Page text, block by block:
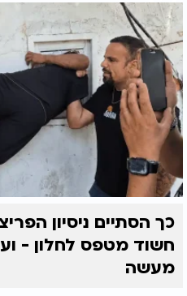
כך הסתיים ניסיון
חשוד מטפס לחלון -
מעשה